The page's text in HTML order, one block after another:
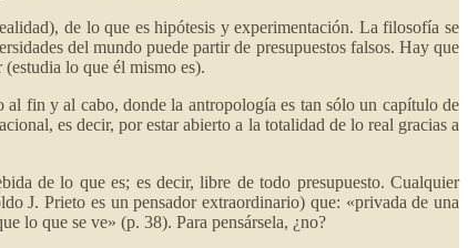
de lo que es hipótesis y experimentación. La filosofía se
del mundo puede partir de presupuestos falsos. Hay que
lo que él mismo es).
al fin y al cabo, donde la antropología es tan sólo un capítulo de
es decir, por estar abierto a la totalidad de lo real gracias a
de lo que es; es decir, libre de todo presupuesto. Cualquier
J. Prieto es un pensador extraordinario) que: «privada de una
lo que se ve» (p. 38). Para pensársela, ¿no?